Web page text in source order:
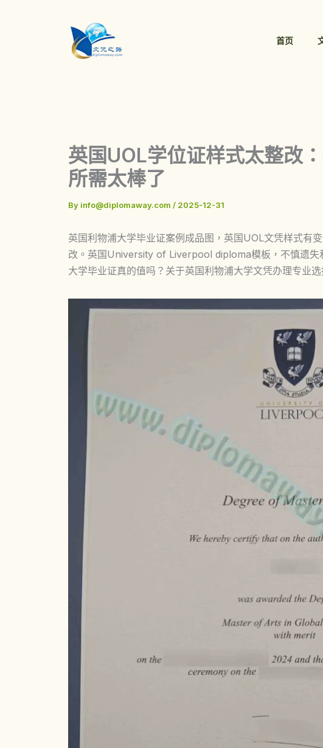
首页
英国UOL学位证样式太整改
所需太棒了
By info@diplomaway.com / 2025-12-31
英国利物浦大学毕业证案例成品图，英国UOL文凭样式有
改。英国University of Liverpool diploma模板，不慎遗失
大学毕业证真的值吗？关于英国利物浦大学文凭办理专业